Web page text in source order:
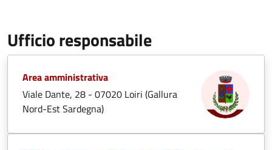
Ufficio responsabile
Area amministrativa
Viale Dante, 28 - 07020 Loiri (Gallura
Nord-Est Sardegna)